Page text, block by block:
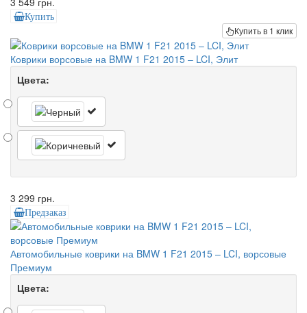
Купить
Купить в 1 клик
Коврики ворсовые на BMW 1 F21 2015 – LCI, Элит
Цвета:
3 299 грн.
Предзаказ
Автомобильные коврики на BMW 1 F21 2015 – LCI, ворсовые
Премиум
Цвета: